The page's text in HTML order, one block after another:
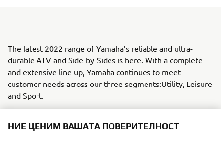
The latest 2022 range of Yamaha’s reliable and ultra-
durable ATV and Side-by-Sides is here. With a complete
and extensive line-up, Yamaha continues to meet
customer needs across our three segments:Utility, Leisure
and Sport.
features as standard, the 2022 line-up continues to build
НИЕ ЦЕНИМ ВАШАТА ПОВЕРИТЕЛНОСТ